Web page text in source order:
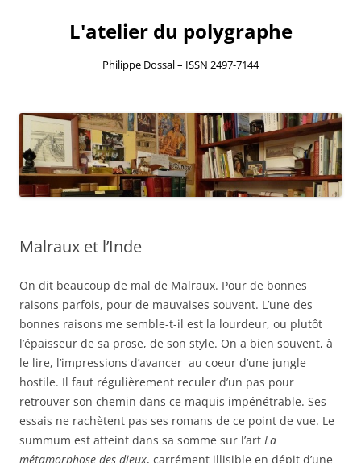
L'atelier du polygraphe
Philippe Dossal – ISSN 2497-7144
au
contenu
Malraux et l’Inde
On dit beaucoup de mal de Malraux. Pour de bonnes
raisons parfois, pour de mauvaises souvent. L’une des
bonnes raisons me semble-t-il est la lourdeur, ou plutôt
l’épaisseur de sa prose, de son style. On a bien souvent, à
le lire, l’impressions d’avancer au coeur d’une jungle
hostile. Il faut régulièrement reculer d’un pas pour
retrouver son chemin dans ce maquis impénétrable. Ses
essais ne rachètent pas ses romans de ce point de vue. Le
summum est atteint dans sa somme sur l’art La
métamorphose des dieux, carrément illisible en dépit d’une